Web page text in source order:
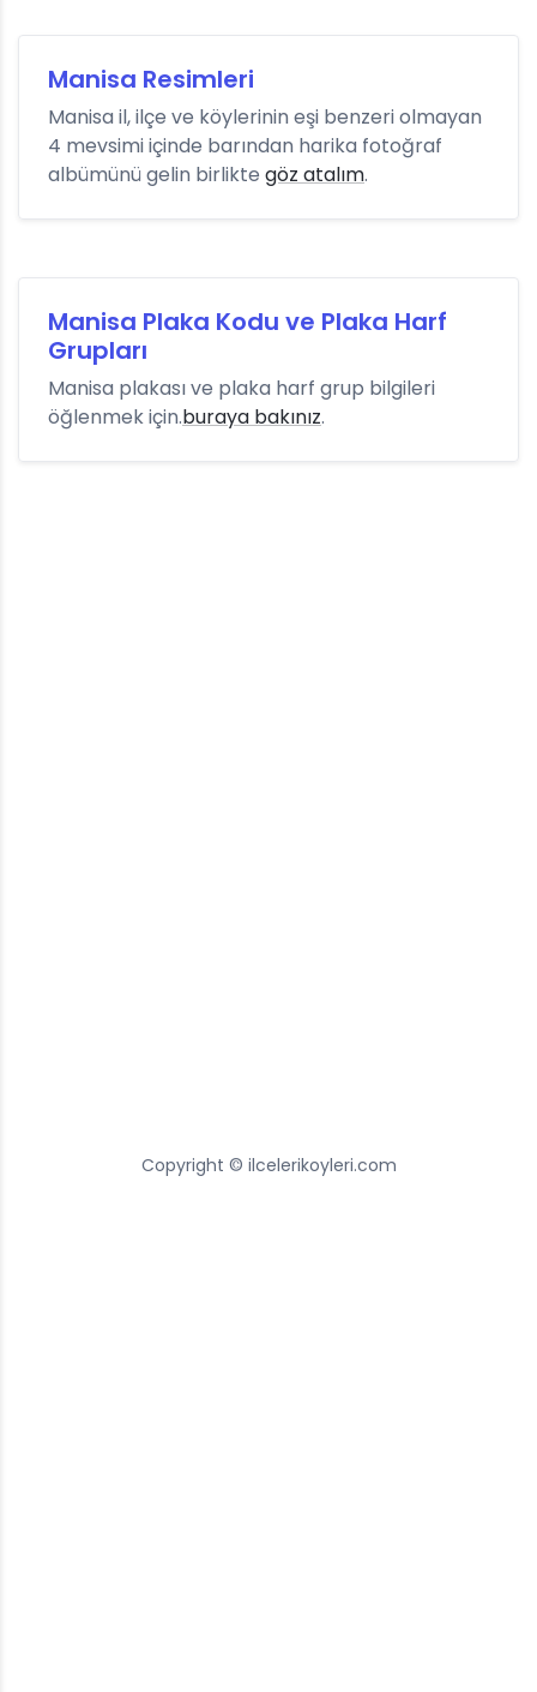
Manisa Resimleri
Manisa il, ilçe ve köylerinin eşi benzeri olmayan
4 mevsimi içinde barından harika fotoğraf
albümünü gelin birlikte göz atalım.
Manisa Plaka Kodu ve Plaka Harf
Grupları
Manisa plakası ve plaka harf grup bilgileri
öğlenmek için.buraya bakınız.
Copyright © ilcelerikoyleri.com